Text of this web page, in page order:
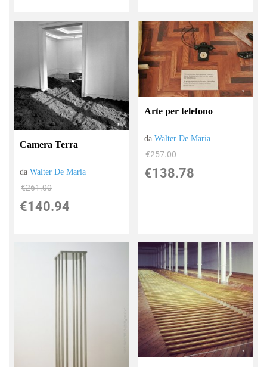
Camera Terra
daWalter De Maria
€261.00
€140.94
Arte per telefono
daWalter De Maria
€257.00
€138.78